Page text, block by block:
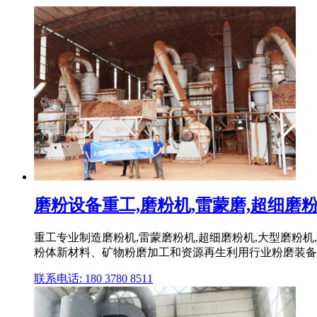
磨粉设备重工,磨粉机,雷蒙磨,超细磨
重工专业制造磨粉机,雷蒙磨粉机,超细磨粉机,大型磨粉
粉体新材料、矿物粉磨加工和资源再生利用行业粉磨装
联系电话: 180 3780 8511